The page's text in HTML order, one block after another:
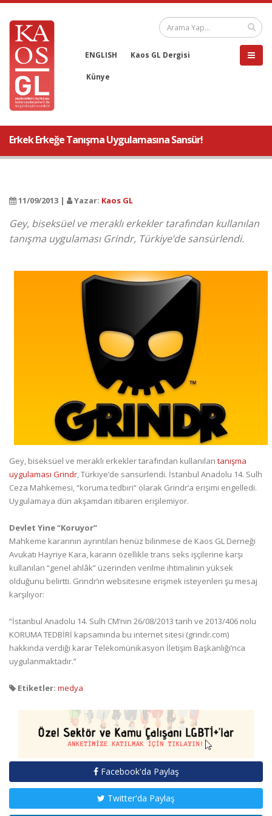
ENGLISH Kaos GL Dergisi
Künye
Erkek Erkeğe Tanışma Uygulamasına Sansür!
11/09/2013 | Yazar: Kaos GL
Gey, biseksüel ve meraklı erkekler tarafından kullanılan
tanışma uygulaması Grindr, Türkiye’de sansürlendi.
Gey, biseksüel ve meraklı erkekler tarafından kullanılan tanışma
uygulaması Grindr , Türkiye’de sansürlendi. İstanbul Anadolu 14. Sulh
Ceza Mahkemesi, “koruma tedbiri” olarak Grindr’a erişimi engelledi.
Uygulamaya dün akşamdan itibaren erişilemiyor.
Devlet Yine “Koruyor”
Mahkeme kararının ayrıntıları henüz bilinmese de Kaos GL Derneği
Avukatı Hayriye Kara, kararın özellikle trans seks işçilerine karşı
kullanılan “genel ahlâk” üzerinden verilme ihtimalinin yüksek
olduğunu belirtti. Grindr’ın websitesine erişmek isteyenleri şu mesaj
karşılıyor:
“İstanbul Anadolu 14. Sulh CM’nin 26/08/2013 tarih ve 2013/406 nolu
KORUMA TEDBİRİ kapsamında bu internet sitesi (grindr.com)
hakkında verdiği karar Telekomünikasyon İletişim Başkanlığı’nca
uygulanmaktadır.”
Etiketler: medya
Facebook'da Paylaş
Twitter'da Paylaş